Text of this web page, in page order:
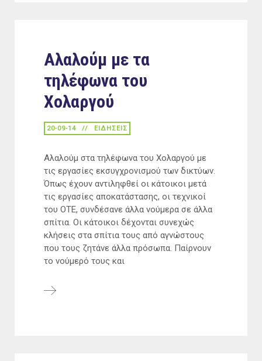
Αλαλούμ με τα
τηλέφωνα του
Χολαργού
20-09-14 ΕΙΔΉΣΕΙΣ
Αλαλούμ στα τηλέφωνα του Χολαργού με
τις εργασίες εκσυγχρονισμού των δικτύων.
Όπως έχουν αντιληφθεί οι κάτοικοι μετά
τις εργασίες αποκατάστασης, οι τεχνικοί
του ΟΤΕ, συνδέσανε άλλα νούμερα σε άλλα
σπίτια. Οι κάτοικοι δέχονται συνεχώς
κλήσεις στα σπίτια τους από αγνώστους
που τους ζητάνε άλλα πρόσωπα. Παίρνουν
το νούμερό τους και